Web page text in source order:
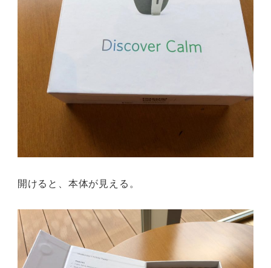
開けると、本体が見える。